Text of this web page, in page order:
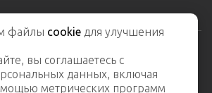
– интернет-магазин автозапчастей и
автосервис
файлы cookie для улучшения
вы соглашаетесь с
данных, включая
метрических программ